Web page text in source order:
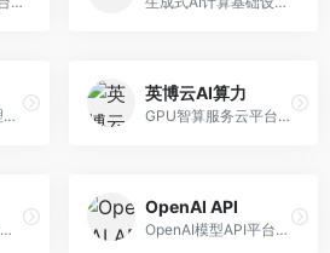
DeepSeek API推理平台，专注于DeepSeek模型服务。面向开发者，提供DeepSeek模型API、高性能推理、低成本服务，推理效率高。
英博云AI算力
GPU智算服务云平台，专注于AI算力租赁。面向AI研究者和企业，提供GPU租赁、模型训练、推理服务等，算力资源丰富。
AI模型API聚合平台，整合多种主流大模型。面向开发者，提供统一API接口、模型对比、成本优化等服务，模型选择灵活。
OpenAI API
OpenAI模型API平台，提供GPT系列模型服务。面向开发者，提供模型API、微调服务、Assistants API等，是AI开发领域的基础设施。